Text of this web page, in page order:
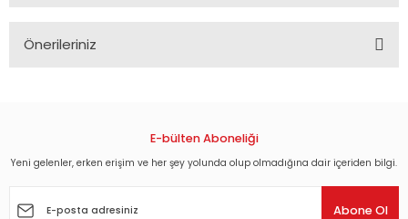
Önerileriniz
Görüş ve önerileriniz için teşekkür ederiz.
Ürün açıklamasında eksik bilgiler bulunuyor.
E-bülten Aboneliği
Yeni gelenler, erken erişim ve her şey yolunda olup olmadığına dair içeriden bilgi.
Abone Ol